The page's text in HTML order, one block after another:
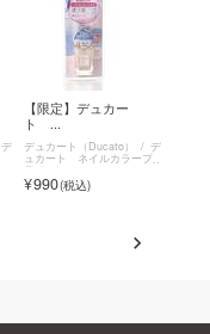
デ
【限定】デュカー
ト ...
デュカート（Ducato） デ
ュカート ネイルカラープ
ライマー
990